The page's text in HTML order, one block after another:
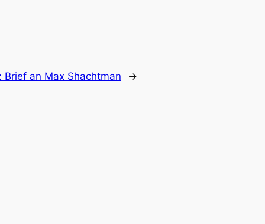
Brief an Max Shachtman →